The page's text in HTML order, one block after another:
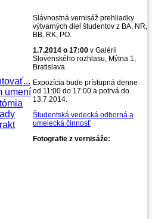
umení
Slávnostná vernisáž prehliadky
výtvarných diel študentov z BA, NR,
BB, RK, PO.
1.7.2014 o 17:00 v Galérii
Slovenského rozhlasu, Mýtna 1,
Bratislava.
Expozícia bude prístupná denne
od 11:00 do 17:00 a potrvá do
13.7.2014.
Študentská vedecká odborná a
umelecká činnosť
Fotografie z vernisáže: